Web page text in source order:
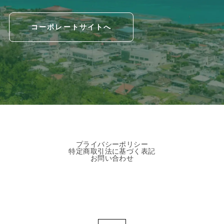
コーポレートサイトへ
プライバシーポリシー
特定商取引法に基づく表記
お問い合わせ